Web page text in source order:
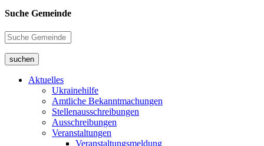
Suche Gemeinde
suchen
Aktuelles
Ukrainehilfe
Amtliche Bekanntmachungen
Stellenausschreibungen
Ausschreibungen
Veranstaltungen
Veranstaltungsmeldung